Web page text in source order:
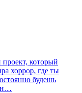
который
хоррор, где ты
будешь